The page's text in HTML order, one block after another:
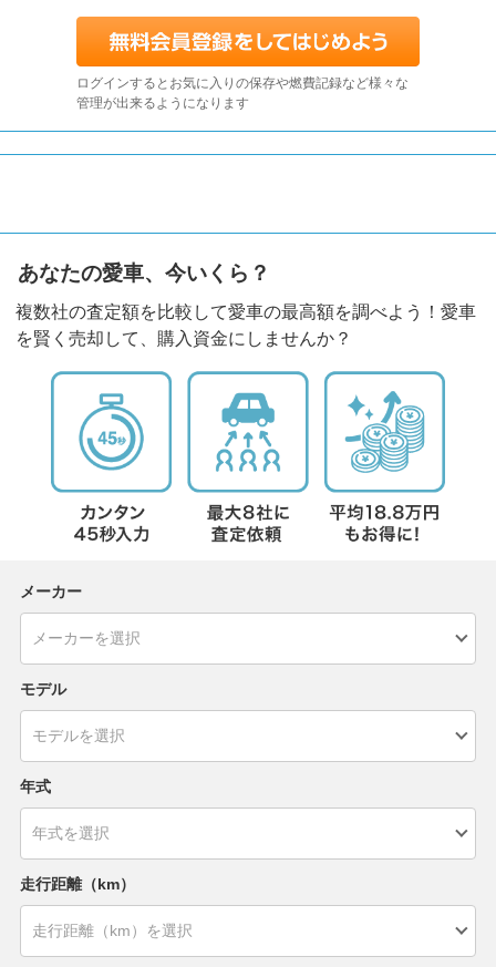
ログインするとお気に入りの保存や燃費記録など様々な
管理が出来るようになります
あなたの愛車、今いくら？
複数社の査定額を比較して愛車の最高額を調べよう！愛車
を賢く売却して、購入資金にしませんか？
メーカー
モデル
年式
走行距離（km）